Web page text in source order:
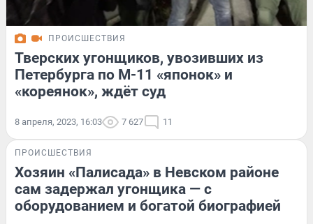
ПРОИСШЕСТВИЯ
Тверских угонщиков, увозивших из
Петербурга по М-11 «японок» и
«кореянок», ждёт суд
8 апреля, 2023, 16:03 7 627 11
ПРОИСШЕСТВИЯ
Хозяин «Палисада» в Невском районе
сам задержал угонщика — с
оборудованием и богатой биографией